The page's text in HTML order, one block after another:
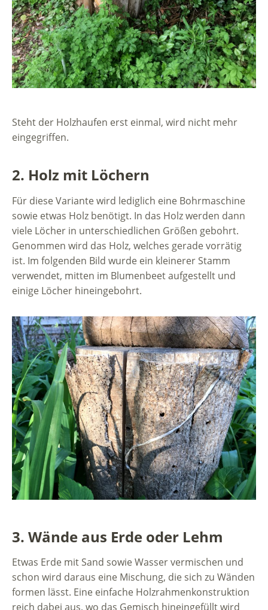
Steht der Holzhaufen erst einmal, wird nicht mehr
eingegriffen.
2. Holz mit Löchern
Für diese Variante wird lediglich eine Bohrmaschine
sowie etwas Holz benötigt. In das Holz werden dann
viele Löcher in unterschiedlichen Größen gebohrt.
Genommen wird das Holz, welches gerade vorrätig
ist. Im folgenden Bild wurde ein kleinerer Stamm
verwendet, mitten im Blumenbeet aufgestellt und
einige Löcher hineingebohrt.
3. Wände aus Erde oder Lehm
Etwas Erde mit Sand sowie Wasser vermischen und
schon wird daraus eine Mischung, die sich zu Wänden
formen lässt. Eine einfache Holzrahmenkonstruktion
reich dabei aus, wo das Gemisch hineingefüllt wird